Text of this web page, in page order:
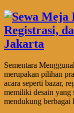
Sementara
merupakan pilihan
acara seperti bazar,
memiliki desain yang
mendukung berbagai